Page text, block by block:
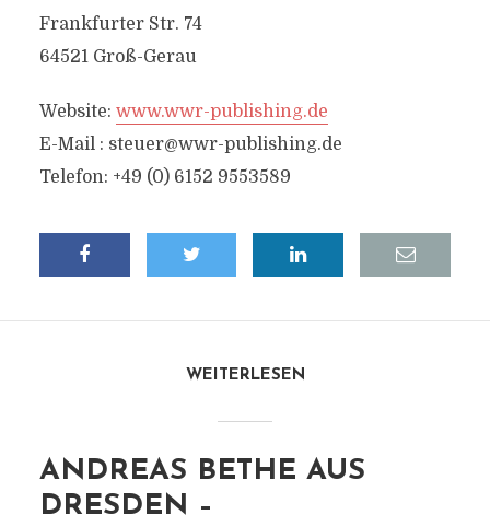
Frankfurter Str. 74
64521 Groß-Gerau
Website: www.wwr-publishing.de
E-Mail : steuer@wwr-publishing.de
Telefon: +49 (0) 6152 9553589
WEITERLESEN
ANDREAS BETHE AUS
DRESDEN –